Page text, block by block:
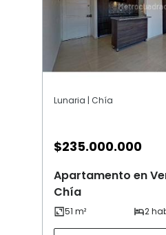
Lunaria | Chía
$235.000.000
Apartamento en
Chía